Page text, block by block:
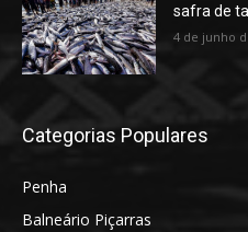
safra de
4 de junho
Categorias Populares
Penha
Balneário Piçarras